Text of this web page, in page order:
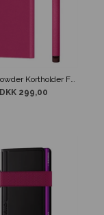
Secrid Powder Kortholder Fuchsia
DKK 299,00